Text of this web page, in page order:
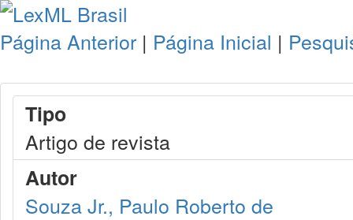
Página Anterior | Página Inicial |
Tipo
Artigo de revista
Autor
Souza Jr., Paulo Roberto de